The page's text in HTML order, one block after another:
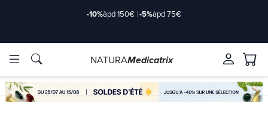
ingrediënten Merken
-10%àpd 150€ |-5%àpd 75€
ingrediënten Merken
NATURAMedicatrix